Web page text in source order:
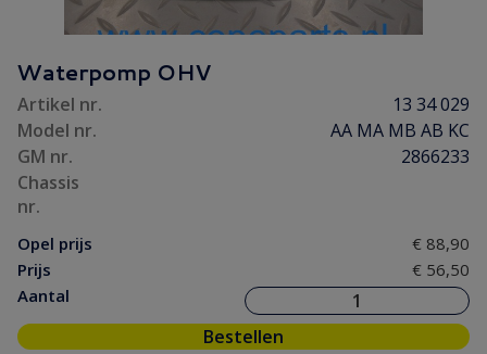
Waterpomp OHV
Artikel nr.
13 34 029
Model nr.
AA MA MB AB KC
GM nr.
2866233
Chassis
nr.
Opel prijs
€ 88,90
Prijs
€ 56,50
Aantal
Bestellen